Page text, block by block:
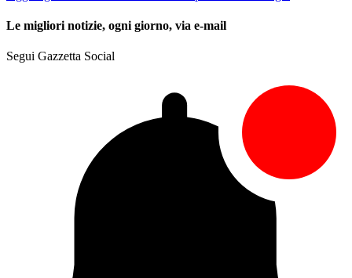
Le migliori notizie, ogni giorno, via e-mail
Segui Gazzetta Social